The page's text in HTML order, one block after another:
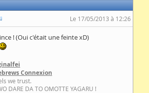
Le 17/05/2013 à 12:26
! (Oui c'était une feinte xD)
Connexion
we trust.
DARE DA TO OMOTTE YAGARU !